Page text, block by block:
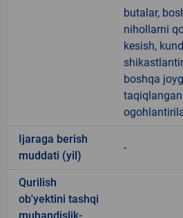
butalar,
nihollarni
kesish,
boshqa
Ijaraga berish
muddati (yil)
-
Qurilish
ob'yektini tashqi